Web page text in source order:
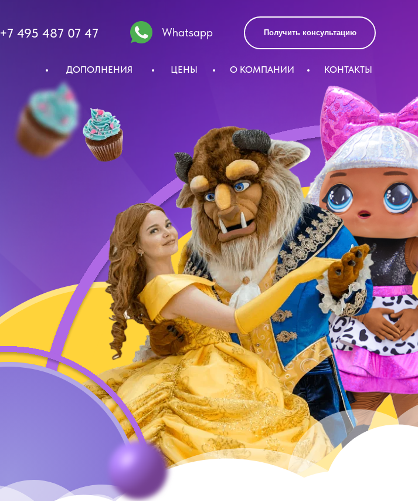
Получить консультацию
+7 495 487 07 47
ДОПОЛНЕНИЯ ЦЕНЫ КОНТАКТЫ
Whatsapp
О КОМПАНИИ